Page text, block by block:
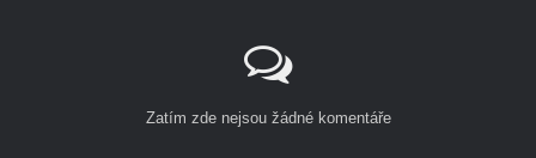
Zatím zde nejsou žádné komentáře